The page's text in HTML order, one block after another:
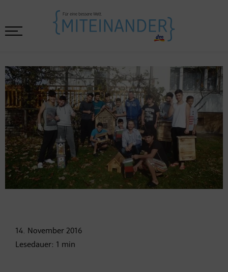
14. November 2016
Lesedauer: 1 min